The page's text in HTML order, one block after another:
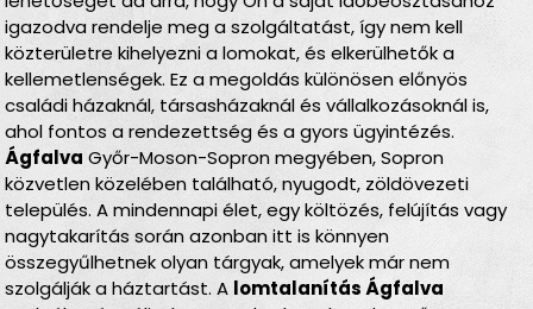
igazodva rendelje meg a szolgáltatást, így nem kell
közterületre kihelyezni a lomokat, és elkerülhetők a
kellemetlenségek. Ez a megoldás különösen előnyös
családi házaknál, társasházaknál és vállalkozásoknál is,
ahol fontos a rendezettség és a gyors ügyintézés.
Ágfalva Győr-Moson-Sopron megyében, Sopron
közvetlen közelében található, nyugodt, zöldövezeti
település. A mindennapi élet, egy költözés, felújítás vagy
nagytakarítás során azonban itt is könnyen
összegyűlhetnek olyan tárgyak, amelyek már nem
szolgálják a háztartást. A lomtalanítás Ágfalva